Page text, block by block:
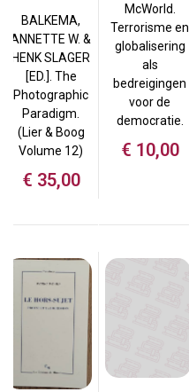
BALKEMA,
ANNETTE W. &
HENK SLAGER
[ED.]. The
Photographic
Paradigm.
(Lier & Boog
Volume 12)
€ 35,00
McWorld.
Terrorisme en
globalisering
als
bedreigingen
voor de
democratie.
€ 10,00